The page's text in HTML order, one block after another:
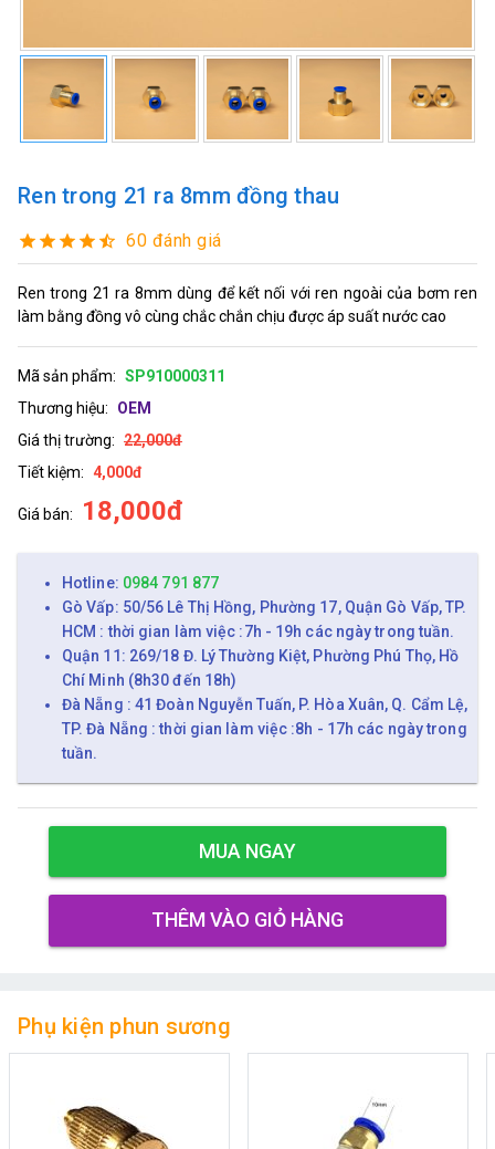
Ren trong 21 ra 8mm đồng thau
60 đánh giá
Ren trong 21 ra 8mm dùng để kết nối với ren ngoài của bơm ren
làm bằng đồng vô cùng chắc chắn chịu được áp suất nước cao
Mã sản phẩm: SP910000311
Thương hiệu:
OEM
Giá thị trường: 22,000đ
Tiết kiệm: 4,000đ
Giá bán: 18,000đ
Hotline: 0984 791 877
Gò Vấp: 50/56 Lê Thị Hồng, Phường 17, Quận Gò Vấp, TP.
HCM : thời gian làm việc :7h - 19h các ngày trong tuần.
Quận 11: 269/18 Đ. Lý Thường Kiệt, Phường Phú Thọ, Hồ
Chí Minh (8h30 đến 18h)
Đà Nẵng : 41 Đoàn Nguyễn Tuấn, P. Hòa Xuân, Q. Cẩm Lệ,
TP. Đà Nẵng : thời gian làm việc :8h - 17h các ngày trong
tuần.
MUA NGAY
THÊM VÀO GIỎ HÀNG
Phụ kiện phun sương